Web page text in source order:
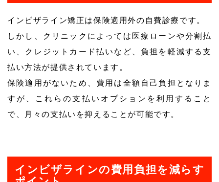
インビザライン矯正は保険適用外の自費診療です。
しかし、クリニックによっては医療ローンや分割払
い、クレジットカード払いなど、負担を軽減する支
払い方法が提供されています。
保険適用がないため、費用は全額自己負担となりま
すが、これらの支払いオプションを利用すること
で、月々の支払いを抑えることが可能です。
インビザラインの費用負担を減らす